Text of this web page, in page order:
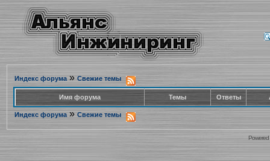
Индекс форума» Свежие темы
Имя форума Темы Ответы
Индекс форума » Свежие темы